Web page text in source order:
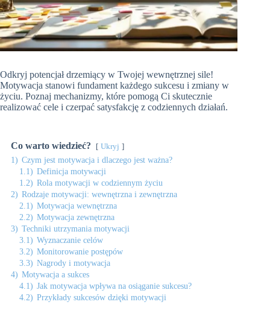
Odkryj potencjał drzemiący w Twojej wewnętrznej sile!
Motywacja stanowi fundament każdego sukcesu i zmiany w
życiu. Poznaj mechanizmy, które pomogą Ci skutecznie
realizować cele i czerpać satysfakcję z codziennych działań.
Co warto wiedzieć? Ukryj
1) Czym jest motywacja i dlaczego jest ważna?
1.1) Definicja motywacji
1.2) Rola motywacji w codziennym życiu
2) Rodzaje motywacji: wewnętrzna i zewnętrzna
2.1) Motywacja wewnętrzna
2.2) Motywacja zewnętrzna
3) Techniki utrzymania motywacji
3.1) Wyznaczanie celów
3.2) Monitorowanie postępów
3.3) Nagrody i motywacja
4) Motywacja a sukces
4.1) Jak motywacja wpływa na osiąganie sukcesu?
4.2) Przykłady sukcesów dzięki motywacji